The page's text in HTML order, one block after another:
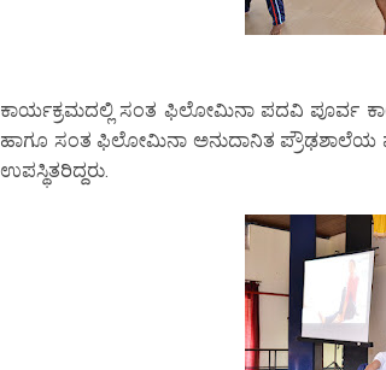
ಕಾರ್ಯಕ್ರಮದಲ್ಲಿ ಸಂತ ಫಿಲೋಮಿನಾ ಪದವಿ ಪೂರ್ವ
ಹಾಗೂ ಸಂತ ಫಿಲೋಮಿನಾ ಅನುದಾನಿತ ಪ್ರೌಢಶಾಲೆಯ
ಉಪಸ್ಥಿತರಿದ್ದರು.